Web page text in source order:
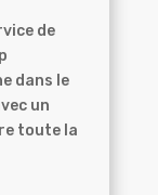
de
dans le
un
toute la